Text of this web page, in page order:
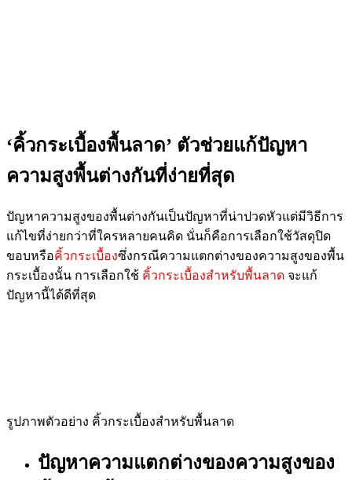
‘คิ้วกระเบื้องพื้นลาด’ ตัวช่วยแก้ปัญหา
ความสูงพื้นต่างกันที่ง่ายที่สุด
ปัญหาความสูงของพื้นต่างกันเป็นปัญหาที่น่าปวดหัวแต่มีวิธีการ
แก้ไขที่ง่ายกว่าที่ใครหลายคนคิด นั่นก็คือการเลือกใช้วัสดุปิด
ขอบหรือคิ้วกระเบื้องซึ่งกรณีความแตกต่างของความสูงของพื้น
กระเบื้องนั้น การเลือกใช้ คิ้วกระเบื้องสำหรับพื้นลาด จะแก้
ปัญหานี้ได้ดีที่สุด
รูปภาพตัวอย่าง คิ้วกระเบื้องสำหรับพื้นลาด
ปัญหาความแตกต่างของความสูงของ